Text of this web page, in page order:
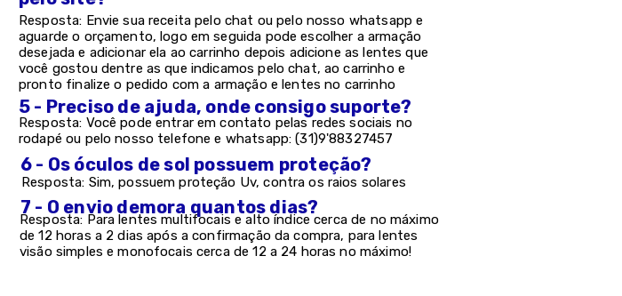
Resposta: Envie sua receita pelo chat ou pelo nosso whatsapp e
aguarde o orçamento, logo em seguida pode escolher a armação
desejada e adicionar ela ao carrinho depois adicione as lentes que
você gostou dentre as que indicamos pelo chat, ao carrinho e
pronto finalize o pedido com a armação e lentes no carrinho
5 - Preciso de ajuda, onde consigo suporte?
Resposta: Você pode entrar em contato pelas redes sociais no
rodapé ou pelo nosso telefone e whatsapp: (31)9'88327457
6 - Os óculos de sol possuem proteção?
Resposta: Sim, possuem proteção Uv, contra os raios solares
7 - O envio demora quantos dias?
Resposta: Para lentes multifocais e alto índice cerca de no máximo
de 12 horas a 2 dias após a confirmação da compra, para lentes
visão simples e monofocais cerca de 12 a 24 horas no máximo!